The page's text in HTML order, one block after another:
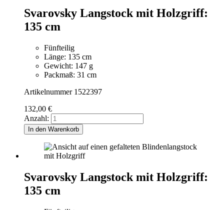
Svarovsky Langstock mit Holzgriff:
135 cm
Fünfteilig
Länge: 135 cm
Gewicht: 147 g
Packmaß: 31 cm
Artikelnummer 1522397
132,00 €
Anzahl:
In den Warenkorb
Svarovsky Langstock mit Holzgriff:
135 cm